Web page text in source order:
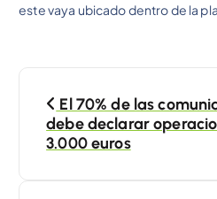
este vaya ubicado dentro de la
El 70% de las
debe declarar
3.000 euros